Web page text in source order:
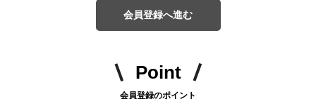
会員登録へ進む
Point
会員登録のポイント